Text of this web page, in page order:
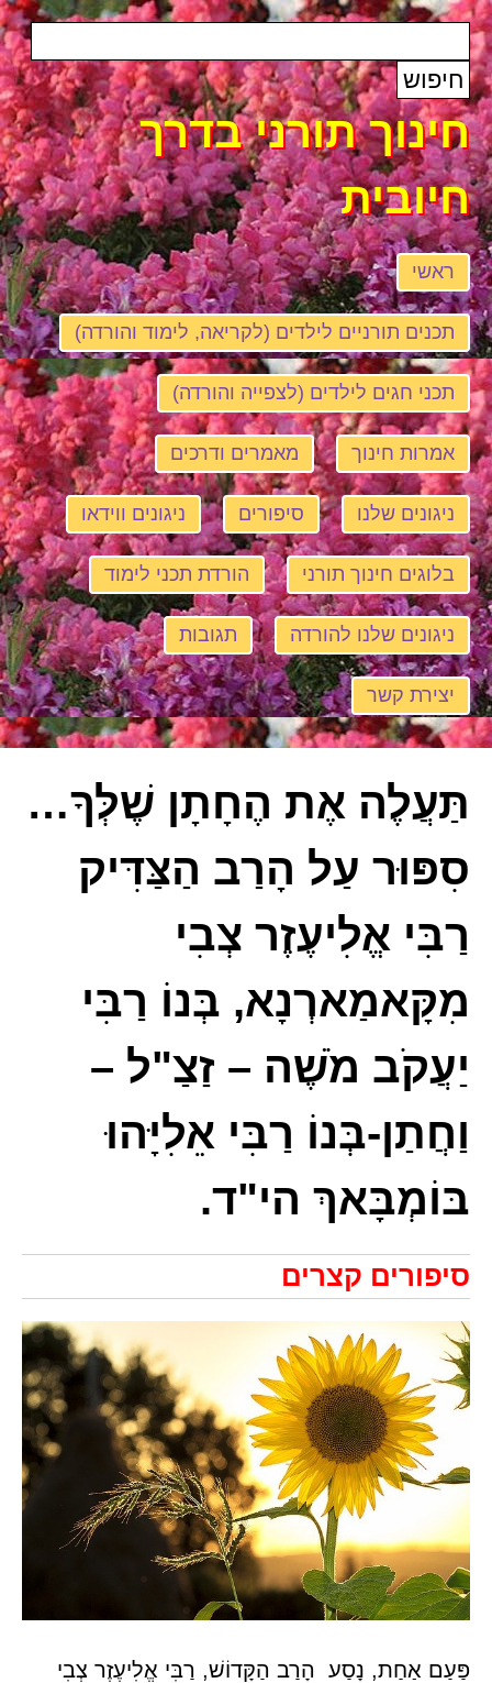
חינוך תורני בדרך
חיובית
ראשי
תכנים תורניים לילדים (לקריאה, לימוד והורדה)
תכני חגים לילדים (לצפייה והורדה)
אמרות חינוך מאמרים ודרכים
ניגונים שלנו סיפורים ניגונים ווידאו
בלוגים חינוך תורני הורדת תכני לימוד
ניגונים שלנו להורדה תגובות
יצירת קשר
תַּעֲלֶה אֶת הֶחָתָן שֶׁלְּךָ…
סִפּוּר עַל הָרַב הַצַּדִּיק
רַבִּי אֱלִיעֶזֶר צְבִי
מִקָּאמַארְנָא, בְּנוֹ רַבִּי
יַעֲקֹב מֹשֶׁה – זַצַ"ל –
וַחֲתַן-בְּנוֹ רַבִּי אֵלִיָּהוּ
בּוֹמְבָּאךְ הי"ד.
סיפורים קצרים
פַּעַם אַחַת, נָסַע הָרַב הַקָּדוֹשׁ, רַבִּי אֱלִיעֶזֶר צְבִי